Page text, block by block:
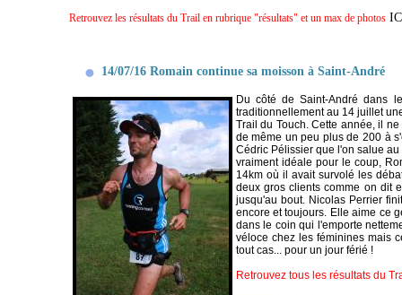
Retrouvez les résultats du Trail en rubrique "résultats" et un max de photos
14/07/16 Romain continue sa moisson à Saint-André
Du côté de Saint-André dans
traditionnellement au 14 juillet
Trail du Touch. Cette année, il
de même un peu plus de 200 à
Cédric Pélissier que l'on salue
vraiment idéale pour le coup,
14km où il avait survolé les
deux gros clients comme on dit
jusqu'au bout. Nicolas Perrier
encore et toujours. Elle aime ce
dans le coin qui l'emporte
véloce chez les féminines mais
tout cas... pour un jour férié !
Retrouvez tous les résultats du